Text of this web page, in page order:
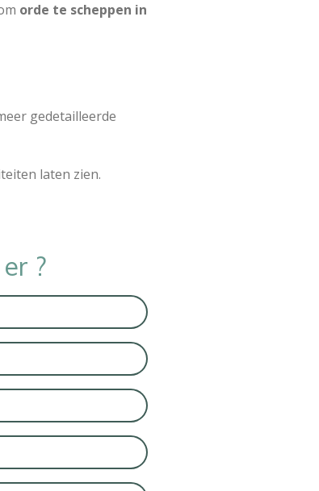
orde te scheppen in
gedetailleerde
laten zien.
?